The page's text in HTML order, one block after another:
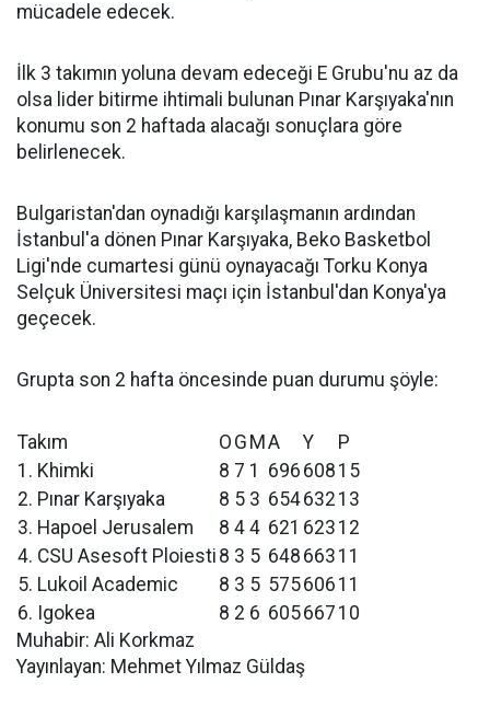
mücadele edecek.
İlk 3 takımın yoluna devam edeceği E Grubu'nu az da
olsa lider bitirme ihtimali bulunan Pınar Karşıyaka'nın
konumu son 2 haftada alacağı sonuçlara göre
belirlenecek.
Bulgaristan'dan oynadığı karşılaşmanın ardından
İstanbul'a dönen Pınar Karşıyaka, Beko Basketbol
Ligi'nde cumartesi günü oynayacağı Torku Konya
Selçuk Üniversitesi maçı için İstanbul'dan Konya'ya
geçecek.
Grupta son 2 hafta öncesinde puan durumu şöyle:
Takım O G M A Y
P
1. Khimki
8 7 1 696 608 15
2. Pınar Karşıyaka
8 5 3 654632 13
3. Hapoel Jerusalem
8 4 4 621 623 12
4. CSU Asesoft Ploiesti 8 3 5 648 663 11
5. Lukoil Academic
8 3 5 575606 11
6. Igokea
8 2 6 605667 10
Muhabir: Ali Korkmaz
Yayınlayan: Mehmet Yılmaz Güldaş